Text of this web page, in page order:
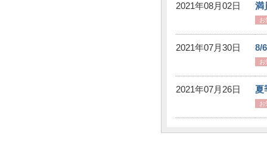
2021年08月02日 満
お
2021年07月30日 8/
お
2021年07月26日 夏
お